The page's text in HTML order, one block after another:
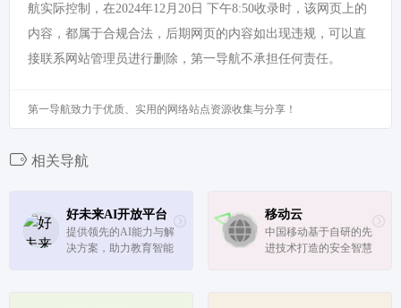
航实际控制，在2024年12月20日 下午8:50收录时，该网页上的
内容，都属于合规合法，后期网页的内容如出现违规，可以直
接联系网站管理员进行删除，第一导航不承担任何责任。
第一导航致力于优质、实用的网络站点资源收集与分享！
相关导航
好未来AI开放平台
提供领先的AI能力与解
决方案，助力教育智能
移动云
中国移动基于自研的先
进技术打造的安全智慧